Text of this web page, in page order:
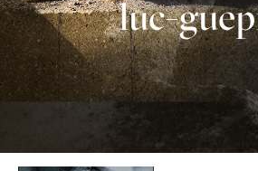
luc-